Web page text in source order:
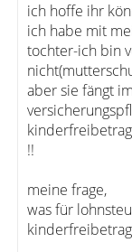
ich hoffe ihr
ich habe mit
tochter-ich bin
aber sie fängt
!!
meine frage,
was für